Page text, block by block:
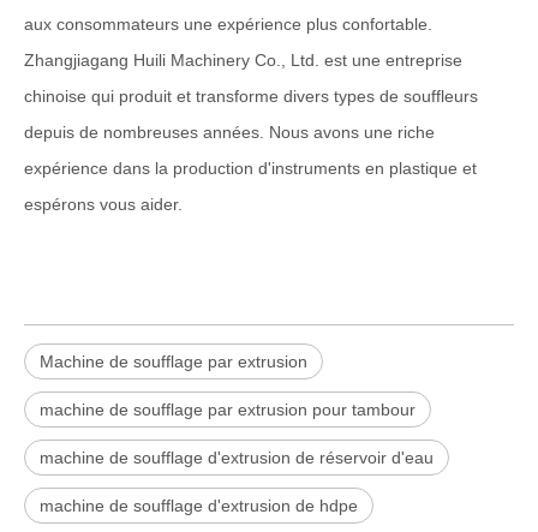
aux consommateurs une expérience plus confortable.
Zhangjiagang Huili Machinery Co., Ltd. est une entreprise
chinoise qui produit et transforme divers types de souffleurs
depuis de nombreuses années. Nous avons une riche
expérience dans la production d'instruments en plastique et
espérons vous aider.
Machine de soufflage par extrusion
machine de soufflage par extrusion pour tambour
machine de soufflage d'extrusion de réservoir d'eau
machine de soufflage d'extrusion de hdpe